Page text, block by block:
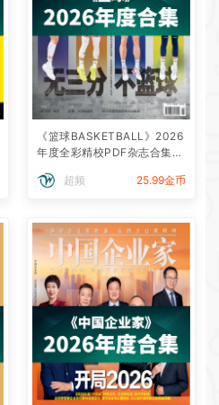
《篮球BASKETBALL》2026
年度全彩精校PDF杂志合集订
超频
25.99金币